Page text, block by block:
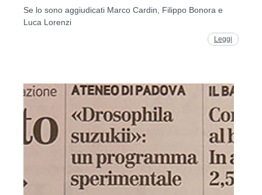
Se lo sono aggiudicati Marco Cardin, Filippo Bonora e
Luca Lorenzi
Leggi